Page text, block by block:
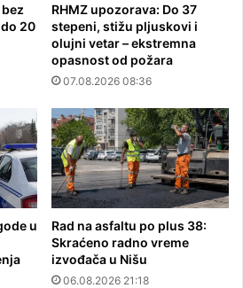
20
RHMZ upozorava: Do 37
stepeni, stižu pljuskovi i
olujni vetar – ekstremna
opasnost od požara
07.08.2026 08:36
u
Rad na asfaltu po plus 38:
Skraćeno radno vreme
izvođača u Nišu
06.08.2026 21:18